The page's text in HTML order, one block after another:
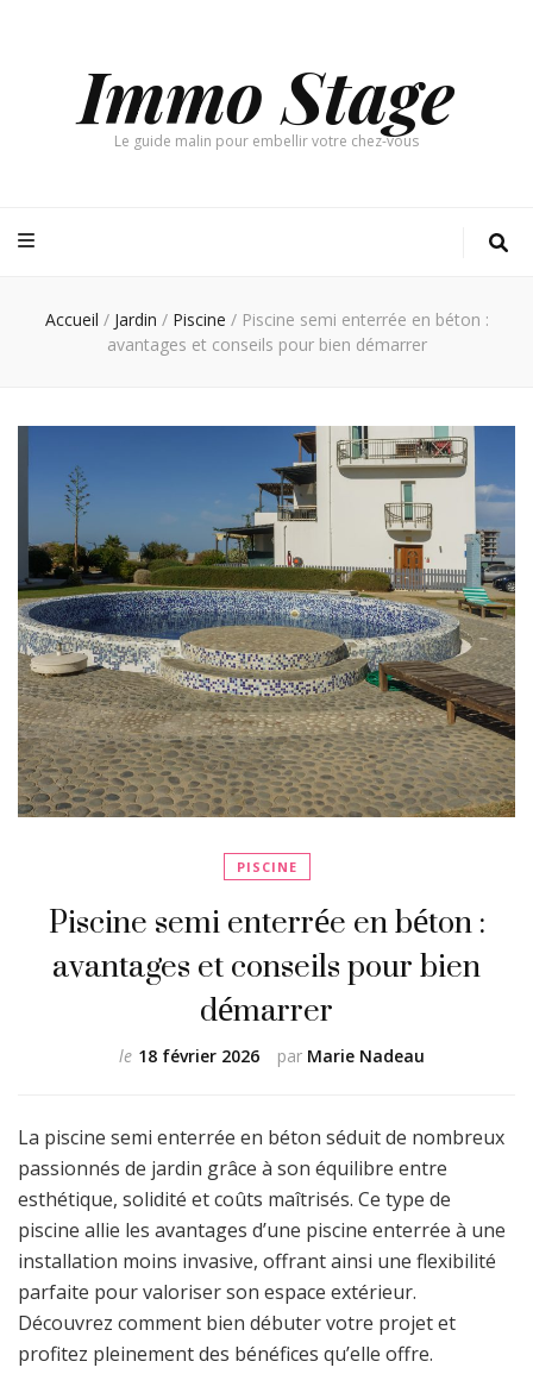
Immo Stage
Le guide malin pour embellir votre chez-vous
Accueil / Jardin / Piscine / Piscine semi enterrée en béton :
avantages et conseils pour bien démarrer
PISCINE
Piscine semi enterrée en béton :
avantages et conseils pour bien
démarrer
par Marie Nadeau
le 18 février 2026
La piscine semi enterrée en béton séduit de nombreux
passionnés de jardin grâce à son équilibre entre
esthétique, solidité et coûts maîtrisés. Ce type de
piscine allie les avantages d’une piscine enterrée à une
installation moins invasive, offrant ainsi une flexibilité
parfaite pour valoriser son espace extérieur.
Découvrez comment bien débuter votre projet et
profitez pleinement des bénéfices qu’elle offre.